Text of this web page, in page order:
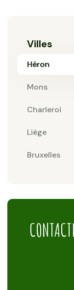
Villes
Héron
Mons
Charleroi
Liège
Bruxelles